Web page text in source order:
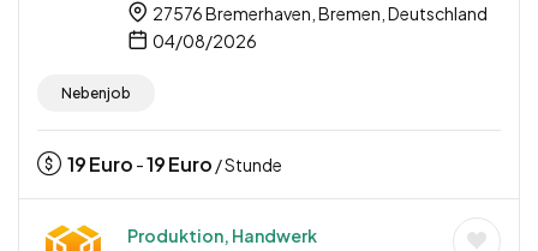
27576 Bremerhaven, Bremen, Deutschland
04/08/2026
Nebenjob
19Euro -19Euro / Stunde
Produktion, Handwerk